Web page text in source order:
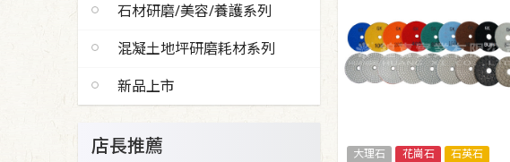
石材研磨/美容/養護系列
混凝土地坪研磨耗材系列
新品上市
店長推薦 大理石 花崗石 石英石